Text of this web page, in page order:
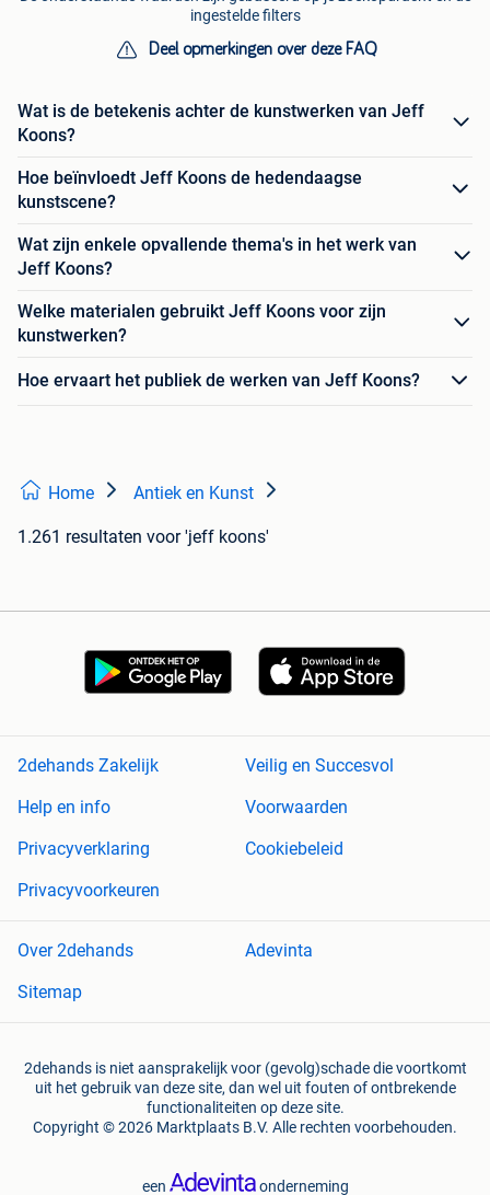
ingestelde filters
Deel opmerkingen over deze FAQ
Wat is de betekenis achter de kunstwerken van Jeff
Koons?
Hoe beïnvloedt Jeff Koons de hedendaagse
kunstscene?
Wat zijn enkele opvallende thema's in het werk van
Jeff Koons?
Welke materialen gebruikt Jeff Koons voor zijn
kunstwerken?
Hoe ervaart het publiek de werken van Jeff Koons?
Home Antiek en Kunst
1.261 resultaten voor 'jeff koons'
2dehands Zakelijk
Veilig en Succesvol
Help en info
Voorwaarden
Privacyverklaring
Cookiebeleid
Privacyvoorkeuren
Over 2dehands
Adevinta
Sitemap
2dehands is niet aansprakelijk voor (gevolg)schade die voortkomt
uit het gebruik van deze site, dan wel uit fouten of ontbrekende
functionaliteiten op deze site.
Copyright © 2026 Marktplaats B.V. Alle rechten voorbehouden.
een onderneming